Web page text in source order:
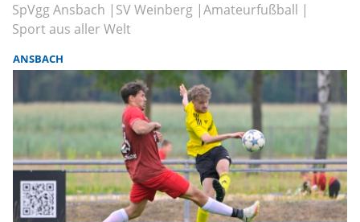
SpVgg Ansbach SV Weinberg Amateurfußball
Sport aus aller Welt
ANSBACH